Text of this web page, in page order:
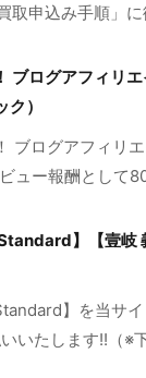
取申込み手順」
ログアフィリ
）
ログアフィリ
ュー報酬として
】【壹岐
】を当サ
いたします!!（※